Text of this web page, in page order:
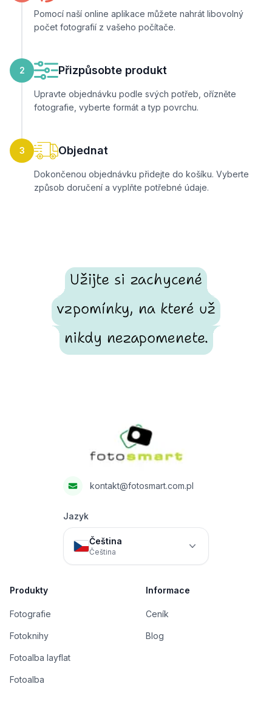
Pomocí naší online aplikace můžete nahrát libovolný
počet fotografií z vašeho počítače.
2 Přizpůsobte produkt
Upravte objednávku podle svých potřeb, ořízněte
fotografie, vyberte formát a typ povrchu.
3 Objednat
Dokončenou objednávku přidejte do košíku. Vyberte
způsob doručení a vyplňte potřebné údaje.
Užijte si zachycené
vzpomínky, na které už
nikdy nezapomenete.
kontakt@fotosmart.com.pl
Jazyk
Čeština
Čeština
Produkty
Fotografie
Fotoknihy
Fotoalba layflat
Fotoalba
Informace
Ceník
Blog